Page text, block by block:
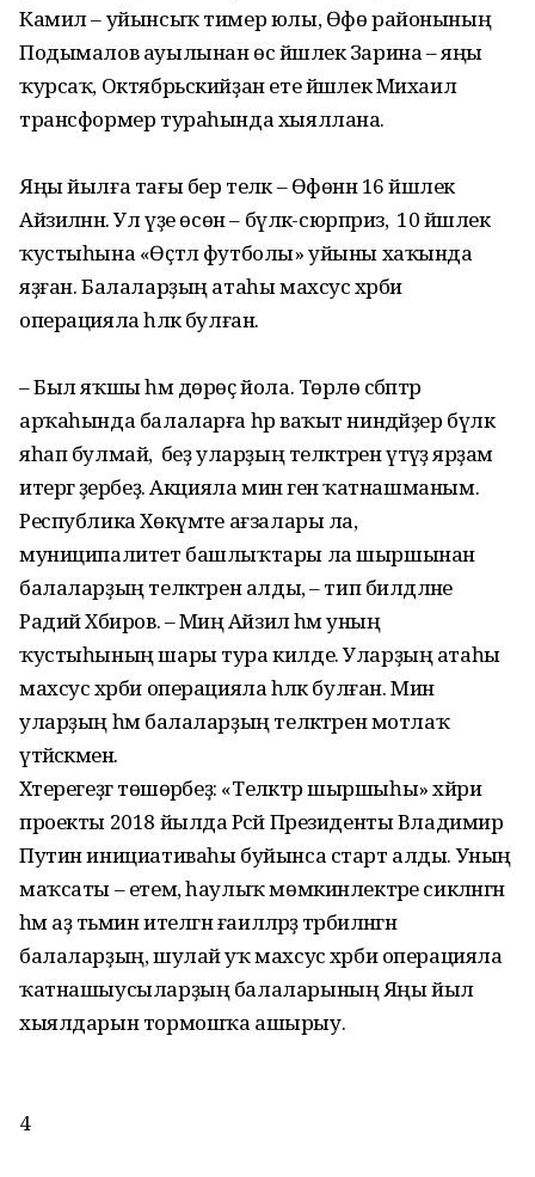
Камил – уйынсыҡ тимер юлы, Өфө районының
Подымалов ауылынан өс йәшлек Зарина – яңы
ҡурсаҡ, Октябрьскийҙан ете йәшлек Михаил
трансформер тураһында хыяллана.
Яңы йылға тағы бер теләк – Өфөнән 16 йәшлек
Айзиләнән. Ул үҙе өсөн – бүләк-сюрприз, ә 10 йәшлек
ҡустыһына «Өҫтәл футболы» уйыны хаҡында
яҙған. Балаларҙың атаһы махсус хәрби
операцияла һәләк булған.
– Был яҡшы һәм дөрөҫ йола. Төрлө сәбәптәр
арҡаһында балаларға һәр ваҡыт ниндәйҙер бүләк
яһап булмай, ә беҙ уларҙың теләктәрен үтәүҙә ярҙам
итергә әҙербеҙ. Акцияла мин генә ҡатнашманым.
Республика Хөкүмәте ағзалары ла,
муниципалитет башлыҡтары ла шыршынан
балаларҙың теләктәрен алды, – тип билдәләне
Радий Хәбиров. – Миңә Айзилә һәм уның
ҡустыһының шары тура килде. Уларҙың атаһы
махсус хәрби операцияла һәләк булған. Мин
уларҙың һәм балаларҙың теләктәрен мотлаҡ
үтәйәсәкмен.
Хәтерегеҙгә төшөрәбеҙ: «Теләктәр шыршыһы» хәйриә
проекты 2018 йылда Рәсәй Президенты Владимир
Путин инициативаһы буйынса старт алды. Уның
маҡсаты – етем, һаулыҡ мөмкинлектәре сикләнгән
һәм аҙ тәьмин ителгән ғаиләләрҙә тәрбиәләнгән
балаларҙың, шулай уҡ махсус хәрби операцияла
ҡатнашыусыларҙың балаларының Яңы йыл
хыялдарын тормошҡа ашырыу.
4